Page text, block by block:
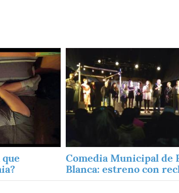
Comedia Municipal de
Blanca: estreno con